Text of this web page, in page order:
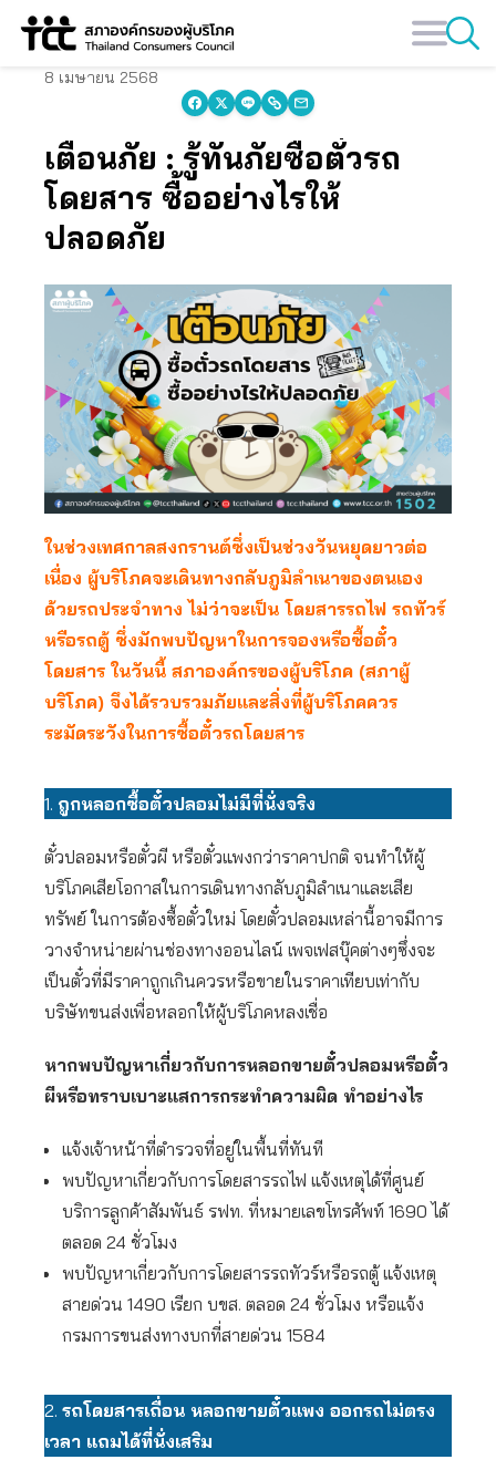
Skip
8 เมษายน 2568
เตือนภัย : รู้ทันภัยซื้อตั๋วรถ
โดยสาร ซื้ออย่างไรให้
ปลอดภัย
ในช่วงเทศกาลสงกรานต์ซึ่งเป็นช่วงวันหยุดยาวต่อ
เนื่อง ผู้บริโภคจะเดินทางกลับภูมิลำเนาของตนเอง
ด้วยรถประจำทาง ไม่ว่าจะเป็น โดยสารรถไฟ รถทัวร์
หรือรถตู้ ซึ่งมักพบปัญหาในการจองหรือซื้อตั๋ว
โดยสาร ในวันนี้ สภาองค์กรของผู้บริโภค (สภาผู้
บริโภค) จึงได้รวบรวมภัยและสิ่งที่ผู้บริโภคควร
ระมัดระวังในการซื้อตั๋วรถโดยสาร
1. ถูกหลอกซื้อตั๋วปลอมไม่มีที่นั่งจริง
ตั๋วปลอมหรือตั๋วผี หรือตั๋วแพงกว่าราคาปกติ จนทำให้ผู้
บริโภคเสียโอกาสในการเดินทางกลับภูมิลำเนาและเสีย
ทรัพย์ ในการต้องซื้อตั๋วใหม่ โดยตั๋วปลอมเหล่านี้อาจมีการ
วางจำหน่ายผ่านช่องทางออนไลน์ เพจเฟสบุ๊คต่างๆซึ่งจะ
เป็นตั๋วที่มีราคาถูกเกินควรหรือขายในราคาเทียบเท่ากับ
บริษัทขนส่งเพื่อหลอกให้ผู้บริโภคหลงเชื่อ
หากพบปัญหาเกี่ยวกับการหลอกขายตั๋วปลอมหรือตั๋ว
ผีหรือทราบเบาะแสการกระทำความผิด ทำอย่างไร
แจ้งเจ้าหน้าที่ตำรวจที่อยู่ในพื้นที่ทันที
พบปัญหาเกี่ยวกับการโดยสารรถไฟ แจ้งเหตุได้ที่ศูนย์
บริการลูกค้าสัมพันธ์ รฟท. ที่หมายเลขโทรศัพท์ 1690 ได้
ตลอด 24 ชั่วโมง
พบปัญหาเกี่ยวกับการโดยสารรถทัวร์หรือรถตู้ แจ้งเหตุ
สายด่วน 1490 เรียก บขส. ตลอด 24 ชั่วโมง หรือแจ้ง
กรมการขนส่งทางบกที่สายด่วน 1584
2. รถโดยสารเถื่อน หลอกขายตั๋วแพง ออกรถไม่ตรง
เวลา แถมได้ที่นั่งเสริม